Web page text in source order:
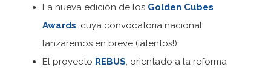
La nueva edición de los Golden Cubes
Awards, cuya convocatoria nacional
lanzaremos en breve (¡atentos!)
El proyecto REBUS, orientado a la reforma